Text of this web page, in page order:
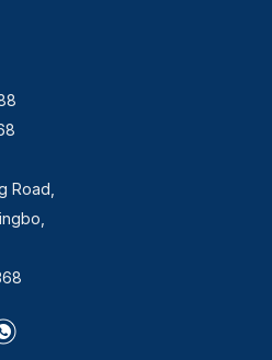
Road,